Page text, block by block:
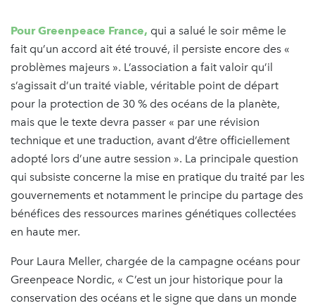
Pour Greenpeace France, qui a salué le soir même le
fait qu’un accord ait été trouvé, il persiste encore des «
problèmes majeurs ». L’association a fait valoir qu’il
s’agissait d’un traité viable, véritable point de départ
pour la protection de 30 % des océans de la planète,
mais que le texte devra passer « par une révision
technique et une traduction, avant d’être officiellement
adopté lors d’une autre session ». La principale question
qui subsiste concerne la mise en pratique du traité par les
gouvernements et notamment le principe du partage des
bénéfices des ressources marines génétiques collectées
en haute mer.
Pour Laura Meller, chargée de la campagne océans pour
Greenpeace Nordic, « C’est un jour historique pour la
conservation des océans et le signe que dans un monde